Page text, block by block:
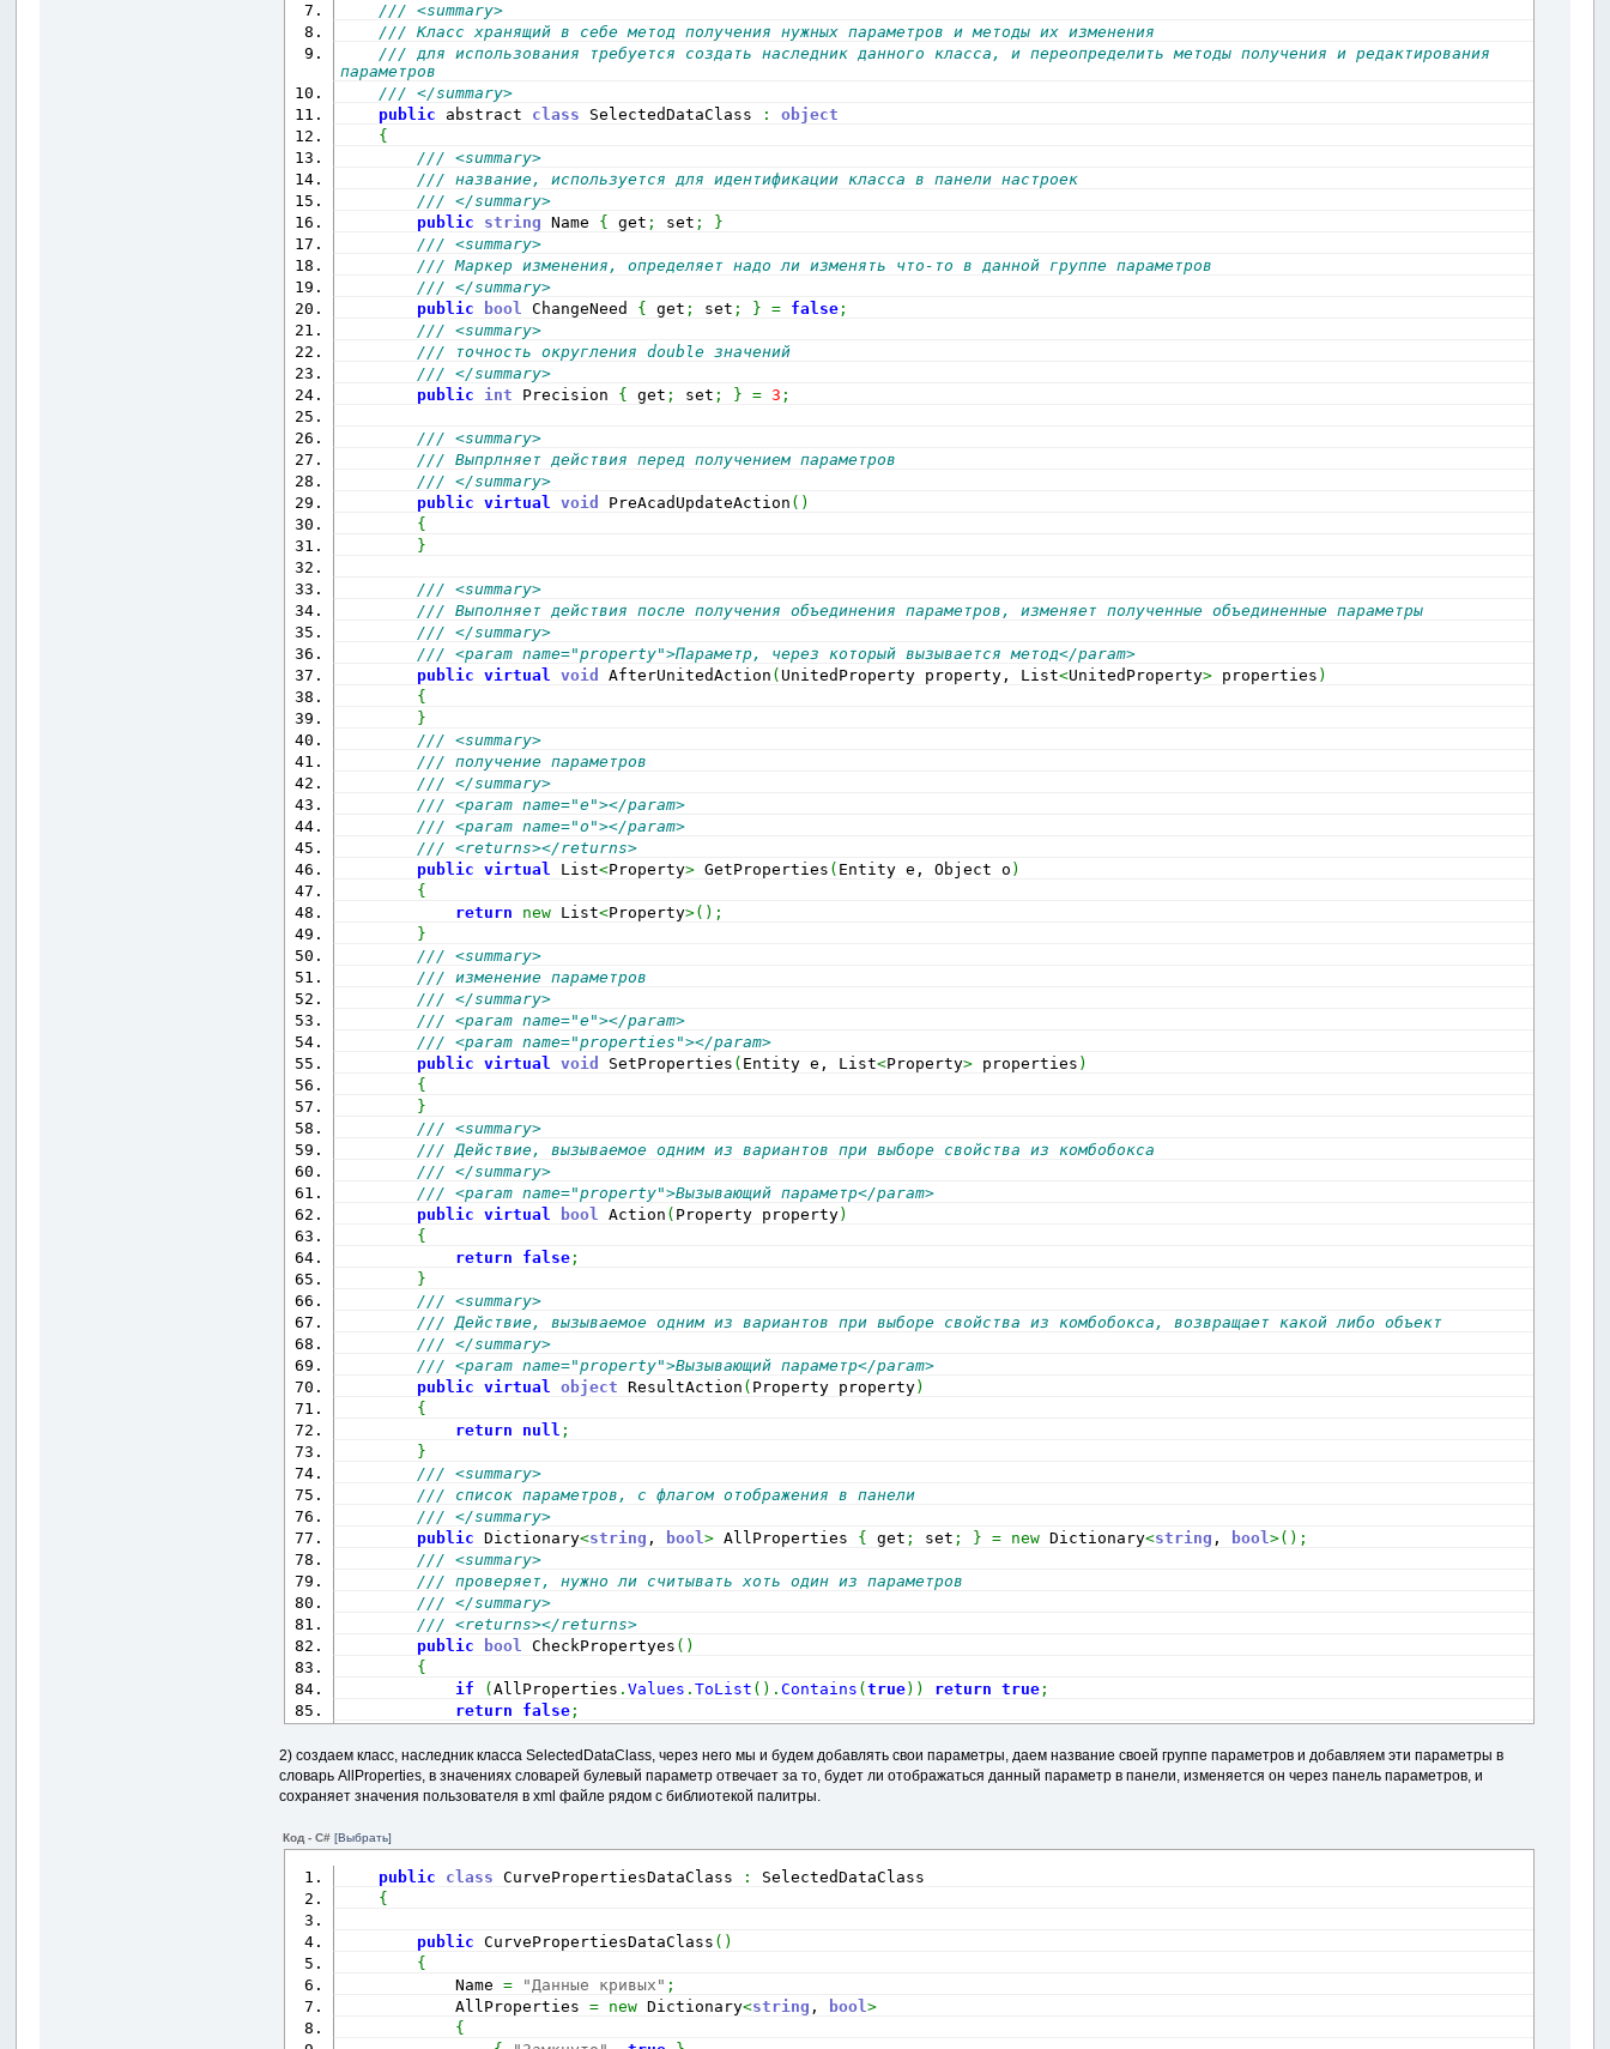
/// <summary>
/// Класс хранящий в себе метод получения нужных параметров и методы их изменения
/// для использования требуется создать наследник данного класса, и переопределить методы получения и редактирования
параметров
/// </summary>
public abstract class SelectedDataClass :
object
{
/// <summary>
/// название, используется для идентификации класса в панели настроек
/// </summary>
public
string Name { get ; set ;
}
/// <summary>
/// Маркер изменения, определяет надо ли изменять что-то в данной группе параметров
/// </summary>
public
bool ChangeNeed { get ; set ; } = false ;
/// <summary>
/// точность округления double значений
/// </summary>
public
int Preсision { get ; set ; } = 3 ;
/// <summary>
/// Выпрлняет действия перед получением параметров
/// </summary>
public
virtual void PreAcadUpdateAction ( )
{
}
/// <summary>
/// Выполняет действия после получения объединения параметров, изменяет полученные объединенные параметры
/// </summary>
/// <param name="property">Параметр, через который вызывается метод</param>
public
virtual void AfterUnitedAction ( UnitedProperty property, List<UnitedProperty> properties )
{
}
/// <summary>
/// получение параметров
/// </summary>
/// <param name="e"></param>
/// <param name="o"></param>
/// <returns></returns>
public
virtual List<Property> GetProperties ( Entity e, Object o )
{
return
new List<Property>( ) ;
}
/// <summary>
/// изменение параметров
/// </summary>
/// <param name="e"></param>
/// <param name="properties"></param>
public
virtual void SetProperties ( Entity e, List<Property> properties )
{
}
/// <summary>
/// Действие, вызываемое одним из вариантов при выборе свойства из комбобокса
/// </summary>
/// <param name="property">Вызывающий параметр</param>
public
virtual bool Action ( Property property)
{
return
false ;
}
/// <summary>
/// Действие, вызываемое одним из вариантов при выборе свойства из комбобокса, возвращает какой либо объект
/// </summary>
/// <param name="property">Вызывающий параметр</param>
public
virtual object ResultAction ( Property property)
{
return
null ;
}
/// <summary>
/// список параметров, с флагом отображения в панели
/// </summary>
public Dictionary<string , bool> AllProperties { get ; set ; } = new Dictionary<string , bool>( ) ;
/// <summary>
/// проверяет, нужно ли считывать хоть один из параметров
/// </summary>
/// <returns></returns>
public
bool CheckPropertyes ( )
{
if
(AllProperties .Values .ToList ( ) .Contains (true) ) return true ;
return
false ;
}
}
2) создаем класс, наследник класса SelectedDataClass, через него мы и будем добавлять свои параметры, даем название своей группе параметров и добавляем эти параметры в
словарь AllProperties, в значениях словарей булевый параметр отвечает за то, будет ли отображаться данный параметр в панели, изменяется он через панель параметров, и
сохраняет значения пользователя в xml файле рядом с библиотекой палитры.
Код - C#[Выбрать]
public class CurvePropertiesDataClass :
SelectedDataClass
{
public CurvePropertiesDataClass ( )
{
Name = "Данные кривых" ;
AllProperties = new Dictionary<string , bool>
{